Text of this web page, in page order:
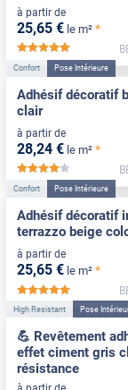
à partir de
25,65 € le m² *
Confort Pose Intérieure
Adhésif décoratif
clair
à partir de
28,24 € le m² *
*****
Confort Pose Intérieure
Adhésif décoratif
terrazzo beige
à partir de
25,65 € le m² *
*****
High Resistant Pose
💪 Revêtement
effet ciment gris
résistance